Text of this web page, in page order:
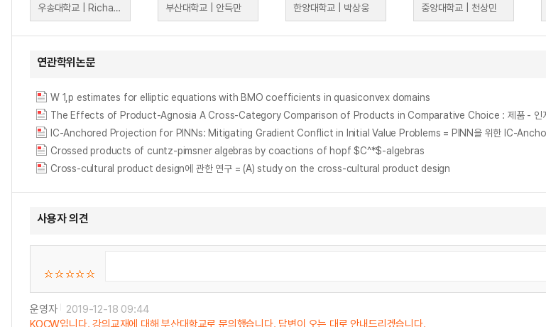
우송대학교 | Richard Fuchs
부산대학교 | 안득만
한양대학교 | 박상웅
중앙대학교 | 천상민
연관학위논문
W 1,p estimates for elliptic equations with BMO coefficients in quasiconvex domains
The Effects of Product-Agnosia A Cross-Category Comparison of Products in Comparative Choice : 제품 - 인지 불
IC-Anchored Projection for PINNs: Mitigating Gradient Conflict in Initial Value Problems = PINN을 위한 IC-
Crossed products of cuntz-pimsner algebras by coactions of hopf $C^*$-algebras
Cross-cultural product design에 관한 연구 = (A) study on the cross-cultural product design
사용자 의견
운영자
2019-12-18 09:44
KOCW입니다. 강의교재에 대해 부산대학교로 문의했습니다. 답변이 오는 대로 안내드리겠습니다.